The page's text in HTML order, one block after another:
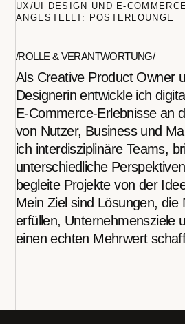
UX/UI DESIGN UND E-
ANGESTELLT: POSTERLOUNGE
/ROLLE & VERANTWORTUNG/
Als Creative Product Owner
Designerin entwickle ich
E-Commerce-Erlebnisse an
von Nutzer, Business und
ich interdisziplinäre Teams,
unterschiedliche
begleite Projekte von der
Mein Ziel sind Lösungen, die
erfüllen, Unternehmensziele
einen echten Mehrwert